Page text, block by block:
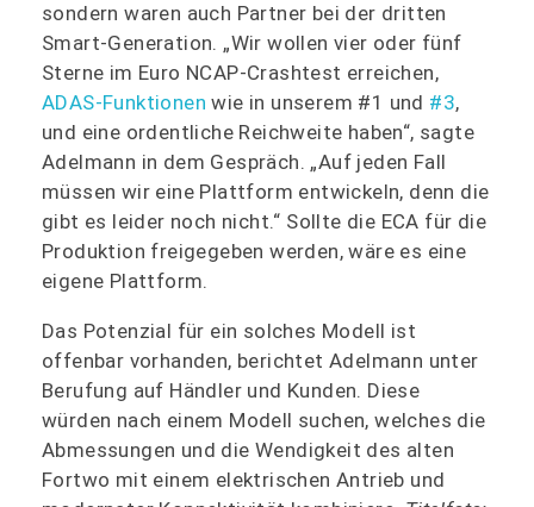
sondern waren auch Partner bei der dritten
Smart-Generation. „Wir wollen vier oder fünf
Sterne im Euro NCAP-Crashtest erreichen,
ADAS-Funktionen wie in unserem #1 und #3,
und eine ordentliche Reichweite haben“, sagte
Adelmann in dem Gespräch. „Auf jeden Fall
müssen wir eine Plattform entwickeln, denn die
gibt es leider noch nicht.“ Sollte die ECA für die
Produktion freigegeben werden, wäre es eine
eigene Plattform.
Das Potenzial für ein solches Modell ist
offenbar vorhanden, berichtet Adelmann unter
Berufung auf Händler und Kunden. Diese
würden nach einem Modell suchen, welches die
Abmessungen und die Wendigkeit des alten
Fortwo mit einem elektrischen Antrieb und